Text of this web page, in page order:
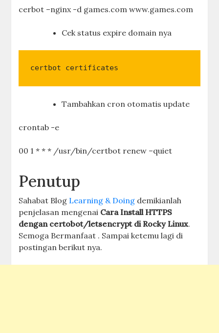
cerbot –nginx -d games.com www.games.com
Cek status expire domain nya
certbot certificates
Tambahkan cron otomatis update
crontab -e
00 1 * * * /usr/bin/certbot renew –quiet
Penutup
Sahabat Blog Learning & Doing demikianlah
penjelasan mengenai Cara Install HTTPS
dengan certobot/letsencrypt di Rocky Linux.
Semoga Bermanfaat . Sampai ketemu lagi di
postingan berikut nya.